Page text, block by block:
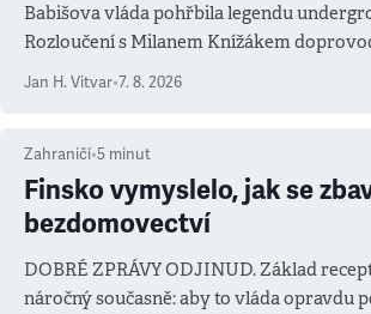
Babišova vláda pohřbila legendu
Rozloučení s Milanem Knížákem
salvy i kritika pokrokářů
Jan H. Vitvar•7. 8. 2026
Zahraničí•5 minut
Finsko vymyslelo, jak se
bezdomovectví
DOBRÉ ZPRÁVY ODJINUD. Základ
náročný současně: aby to vláda opravdu